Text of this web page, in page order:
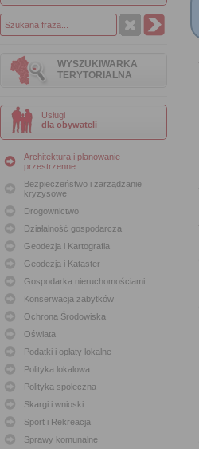
WYSZUKIWARKA
TERYTORIALNA
Usługi
dla obywateli
Architektura i planowanie
przestrzenne
Bezpieczeństwo i zarządzanie
kryzysowe
Drogownictwo
Działalność gospodarcza
Geodezja i Kartografia
Geodezja i Kataster
Gospodarka nieruchomościami
Konserwacja zabytków
Ochrona Środowiska
Oświata
Podatki i opłaty lokalne
Polityka lokalowa
Polityka społeczna
Skargi i wnioski
Sport i Rekreacja
Sprawy komunalne